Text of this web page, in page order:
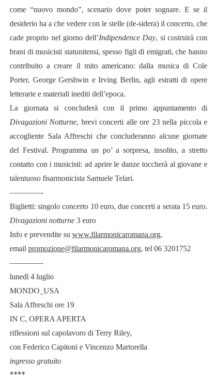
come “nuovo mondo”, scenario dove poter sognare. E se il
desiderio ha a che vedere con le stelle (de-sidera) il concerto, che
cade proprio nel giorno dell’Indipendence Day, si costruirà con
brani di musicisti statunitensi, spesso figli di emigrati, che hanno
contribuito a creare il mito americano: dalla musica di Cole
Porter, George Gershwin e Irving Berlin, agli estratti di opere
letterarie e materiali inediti dell’epoca.
La giornata si concluderà con il primo appuntamento di
Divagazioni Notturne, brevi concerti alle ore 23 nella piccola e
accogliente Sala Affreschi che concluderanno alcune giornate
del Festival. Programma un po’ a sorpresa, insolito, a stretto
contatto con i musicisti: ad aprire le danze toccherà al giovane e
talentuoso fisarmonicista Samuele Telari.
————-
Biglietti: singolo concerto 10 euro, due concerti a serata 15 euro.
Divagazioni notturne 3 euro
Info e prevendite su www.filarmonicaromana.org,
email promozione@filarmonicaromana.org, tel 06 3201752
————-
lunedì 4 luglio
MONDO_USA
Sala Affreschi ore 19
IN C, OPERA APERTA
riflessioni sul capolavoro di Terry Riley,
con Federico Capitoni e Vincenzo Martorella
ingresso gratuito
****